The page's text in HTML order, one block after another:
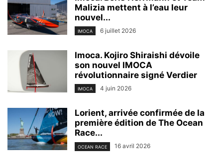
Malizia mettent à l’eau leur
nouvel...
IMOCA 6 juillet 2026
Imoca. Kojiro Shiraishi dévoile
son nouvel IMOCA
révolutionnaire signé Verdier
IMOCA 4 juin 2026
Lorient, arrivée confirmée de la
première édition de The Ocean
Race...
OCEAN RACE 16 avril 2026